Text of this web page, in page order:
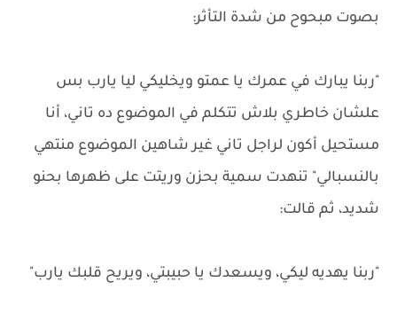
بصوت مبحوح من شدة التأثر:
"ربنا يبارك في عمرك يا عمتو ويخليكي ليا يارب بس
علشان خاطري بلاش تتكلم في الموضوع ده تاني، أنا
مستحيل أكون لراجل تاني غير شاهين الموضوع منتهي
بالنسبالي" تنهدت سمية بحزن وريتت على ظهرها بحنو
شديد، ثم قالت:
"ربنا يهديه ليكي، ويسعدك يا حبيبتي، ويريح قلبك يارب"